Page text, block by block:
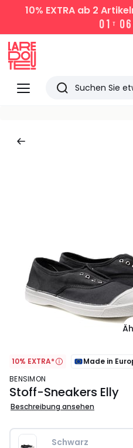
10% EXTRAab 2
01 T 06
Menü
Redoute
Suchen
10% EXTRA*
Made in
BENSIMON
Stoff-Sneakers Elly
Beschreibung ansehen
Schwarz